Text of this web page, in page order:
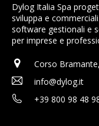
Dylog Italia Spa
sviluppa e
software gestionali e
per imprese e
Corso
info@dylog.it
+39 800 98 48